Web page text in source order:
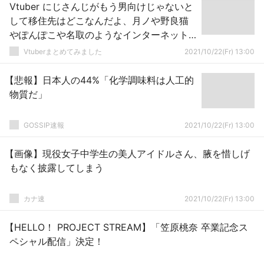
Vtuber にじさんじがもう男向けじゃないと
して移住先はどこなんだよ、月ノや野良猫
やぽんぽこや名取のようなインターネット
おもしろ女の次世代は今何してるの？
Vtuberまとめてみました 2021/10/22(Fr) 13:00
【悲報】日本人の44%「化学調味料は人工的
物質だ」
GOSSIP速報 2021/10/22(Fr) 13:00
【画像】現役女子中学生の美人アイドルさん、腋を惜しげ
もなく披露してしまう
カナ速 2021/10/22(Fr) 13:00
【HELLO！ PROJECT STREAM】「笠原桃奈 卒業記念ス
ペシャル配信」決定！